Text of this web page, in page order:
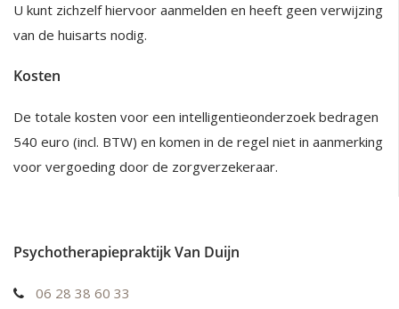
U kunt zichzelf hiervoor aanmelden en heeft geen verwijzing
van de huisarts nodig.
Kosten
De totale kosten voor een intelligentieonderzoek bedragen
540 euro (incl. BTW) en komen in de regel niet in aanmerking
voor vergoeding door de zorgverzekeraar.
Psychotherapiepraktijk Van Duijn
06 28 38 60 33